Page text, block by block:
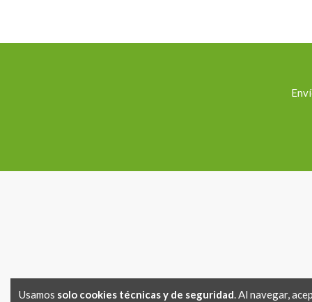
Usamos solo cookies técnicas y de seguridad. Al navegar,